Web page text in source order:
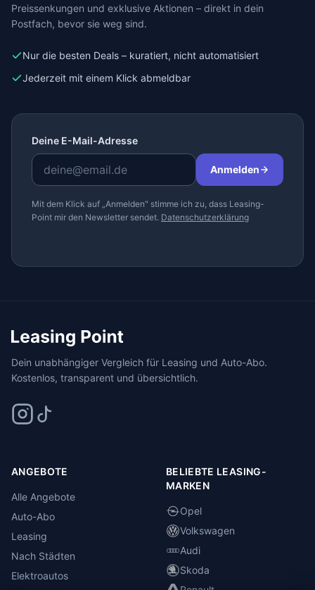
Preissenkungen und exklusive Aktionen – direkt in dein
Postfach, bevor sie weg sind.
Nur die besten Deals – kuratiert, nicht automatisiert
Jederzeit mit einem Klick abmeldbar
Deine E-Mail-Adresse
Anmelden
Mit dem Klick auf „Anmelden" stimme ich zu, dass Leasing-
Point mir den Newsletter sendet. Datenschutzerklärung
Dein unabhängiger Vergleich für Leasing und Auto-Abo.
Kostenlos, transparent und übersichtlich.
ANGEBOTE
Alle Angebote
Auto-Abo
Leasing
Nach Städten
Elektroautos
BELIEBTE LEASING-
MARKEN
Opel
Volkswagen
Audi
Skoda